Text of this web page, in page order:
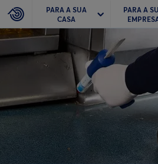
PARA A SUA
CASA
PARA A